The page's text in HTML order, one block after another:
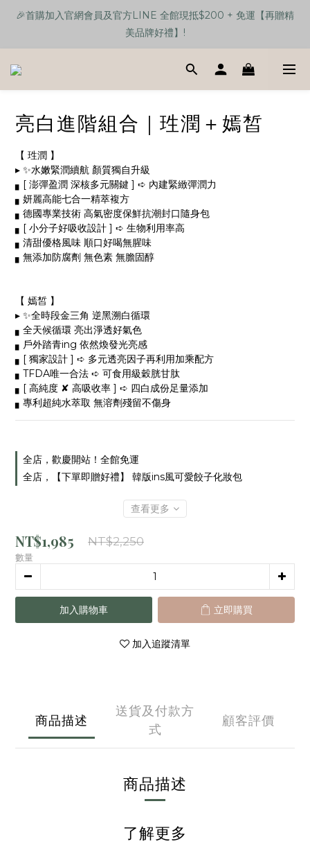
🎉首購加入官網會員及官方LINE 全館現抵$200 + 免運【再贈精
美品牌好禮】!
🎉首購加入官網會員及官方LINE 全館現抵$200 + 免運【再贈精
美品牌好禮】!
【任選單品3樣】贈送 品牌馬卡龍色手機支架伸縮三合一數據線💕
🎉首購加入官網會員及官方LINE 全館現抵$200 + 免運【再贈精
美品牌好禮】!
亮白進階組合｜珄潤＋嫣皙
【 珄潤 】
▸ ✨水嫩緊潤續航 顏質獨自升級
▖[ 澎彈盈潤 深核多元關鍵 ] ➪ 內建緊緻彈潤力
▖妍麗高能七合一精萃複方
▖德國專業技術 高氣密度保鮮抗潮封口隨身包
▖[ 小分子好吸收設計 ] ➪ 生物利用率高
▖清甜優格風味 順口好喝無腥味
▖無添加防腐劑 無色素 無膽固醇
【 嫣皙 】
▸ ✨全時段金三角 逆黑溯白循環
▖全天候循環 亮出淨透好氣色
▖戶外踏青ing 依然煥發光亮感
▖[ 獨家設計 ] ➪ 多元透亮因子再利用加乘配方
▖TFDA唯一合法 ➪ 可食用級穀胱甘肽
▖[ 高純度 ✘ 高吸收率 ] ➪ 四白成份足量添加
▖專利超純水萃取 無溶劑殘留不傷身
全店，歡慶開站！全館免運
全店，【下單即贈好禮】 韓版ins風可愛餃子化妝包
查看更多
NT$1,985 NT$2,250
數量
加入購物車 立即購買
加入追蹤清單
商品描述
送貨及付款方
式
顧客評價
商品描述
了解更多